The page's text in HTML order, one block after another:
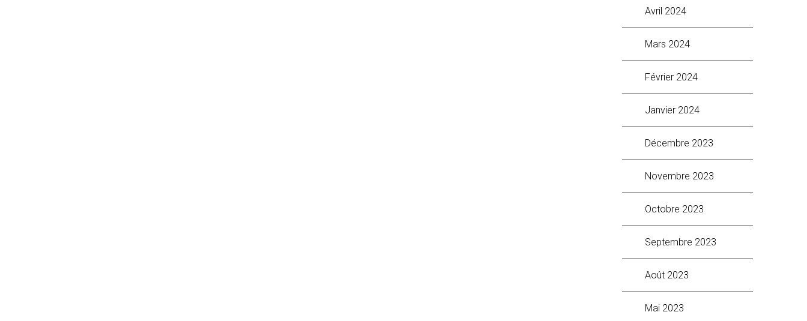
avril 2024
mars 2024
février 2024
janvier 2024
décembre 2023
novembre 2023
octobre 2023
septembre 2023
août 2023
mai 2023